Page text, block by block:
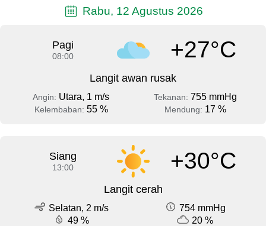
Rabu, 12 Agustus 2026
Pagi
08:00 +27°C
Langit awan rusak
Angin: Utara, 1 m/s Tekanan: 755 mmHg
Kelembaban: 55 % Mendung: 17 %
Siang
13:00 +30°C
Langit cerah
Selatan, 2 m/s
754 mmHg
49 %
20 %